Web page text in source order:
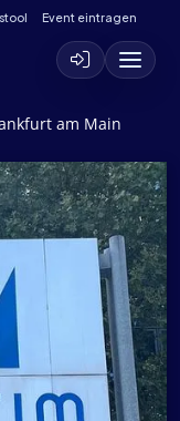
Event eintragen
am Main